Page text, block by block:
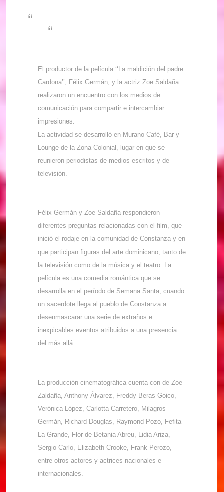
El productor de la película ‘‘La maldición del padre
Cardona’’, Félix Germán, y la actriz Zoe Saldaña
realizaron un encuentro con los medios de
comunicación para compartir e intercambiar
impresiones.
La actividad se desarrolló en Murano Café, Bar y
Lounge de la Zona Colonial, lugar en que se
reunieron periodistas de medios escritos y de
televisión.
Félix Germán y Zoe Saldaña respondieron
diferentes preguntas relacionadas con el film, que
inició el rodaje en la comunidad de Constanza y en
que participan figuras del arte dominicano, tanto de
la televisión como de la música y el teatro. La
película es una comedia romántica que se
desarrolla en el período de Semana Santa, cuando
un sacerdote llega al pueblo de Constanza a
desenmascarar una serie de extraños e
inexpicables eventos atribuidos a una presencia
del más allá.
La producción cinematográfica cuenta con de Zoe
Zaldaña, Anthony Álvarez, Freddy Beras Goico,
Verónica López, Carlotta Carretero, Milagros
Germán, Richard Douglas, Raymond Pozo, Fefita
La Grande, Flor de Betania Abreu, Lidia Ariza,
Sergio Carlo, Elizabeth Crooke, Frank Perozo,
entre otros actores y actrices nacionales e
internacionales.